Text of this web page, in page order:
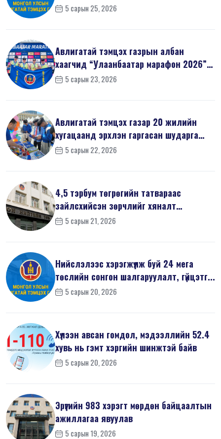
5 сарын 25, 2026
Авлигатай тэмцэх газрын албан
хаагчид “Улаанбаатар марафон 2026”-
д оро...
5 сарын 23, 2026
Авлигатай тэмцэх газар 20 жилийн
хугацаанд эрхлэн гаргасан шударга
ёсн...5 сарын 22, 2026
4,5 тэрбум төгрөгийн татвараас
зайлсхийсэн зөрчлийг хяналт
шалгалтаар ...
5 сарын 21, 2026
Нийслэлээс хэрэгжүүлж буй 24 мега
төслийн сонгон шалгаруулалт, гүйцэтг...
5 сарын 20, 2026
Хүлээн авсан гомдол, мэдээллийн 52.4
хувь нь гэмт хэргийн шинжтэй байв
5 сарын 20, 2026
Эрүүгийн 983 хэрэгт мөрдөн байцаалтын
ажиллагаа явуулав
5 сарын 19, 2026